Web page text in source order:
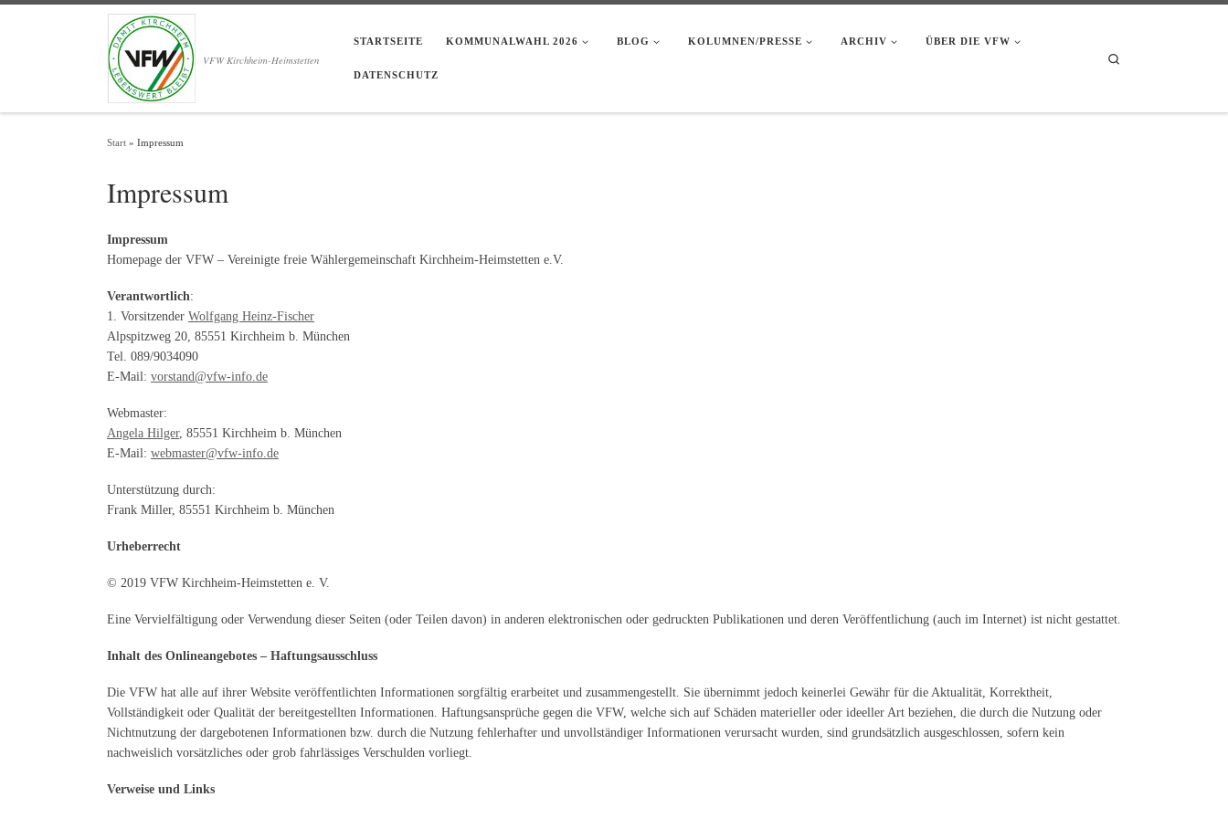
Zum Inhalt springen
VFW Kirchheim-Heimstetten
STARTSEITE KOMMUNALWAHL 2026 BLOG KOLUMNEN/PRESSE ARCHIV ÜBER DIE VFW
DATENSCHUTZ
Start » Impressum
Impressum
Impressum
Homepage der VFW – Vereinigte freie Wählergemeinschaft Kirchheim-Heimstetten e.V.
Verantwortlich:
1. Vorsitzender Wolfgang Heinz-Fischer
Alpspitzweg 20, 85551 Kirchheim b. München
Tel. 089/9034090
E-Mail: vorstand@vfw-info.de
Webmaster:
Angela Hilger, 85551 Kirchheim b. München
E-Mail: webmaster@vfw-info.de
Unterstützung durch:
Frank Miller, 85551 Kirchheim b. München
Urheberrecht
© 2019 VFW Kirchheim-Heimstetten e. V.
Eine Vervielfältigung oder Verwendung dieser Seiten (oder Teilen davon) in anderen elektronischen oder gedruckten Publikationen und deren Veröffentlichung (auch im Internet) ist nicht gestattet.
Inhalt des Onlineangebotes – Haftungsausschluss
Die VFW hat alle auf ihrer Website veröffentlichten Informationen sorgfältig erarbeitet und zusammengestellt. Sie übernimmt jedoch keinerlei Gewähr für die Aktualität, Korrektheit,
Vollständigkeit oder Qualität der bereitgestellten Informationen. Haftungsansprüche gegen die VFW, welche sich auf Schäden materieller oder ideeller Art beziehen, die durch die Nutzung oder
Nichtnutzung der dargebotenen Informationen bzw. durch die Nutzung fehlerhafter und unvollständiger Informationen verursacht wurden, sind grundsätzlich ausgeschlossen, sofern kein
nachweislich vorsätzliches oder grob fahrlässiges Verschulden vorliegt.
Verweise und Links